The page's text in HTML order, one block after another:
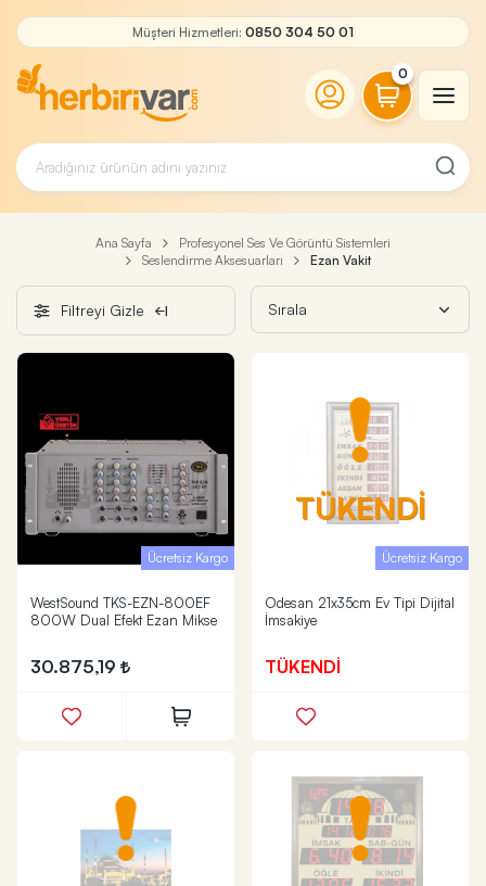
Müşteri Hizmetleri: 0850 304 50 01
0
Ana Sayfa
Profesyonel Ses Ve Görüntü Sistemleri
Seslendirme Aksesuarları
Ezan Vakit
Filtreyi Gizle
Ücretsiz Kargo
WestSound TKS-EZN-800EF
800W Dual Efekt Ezan Mikse
30.875,19
TÜKENDİ
Ücretsiz Kargo
Odesan 21x35cm Ev Tipi Dijital
İmsakiye
TÜKENDİ